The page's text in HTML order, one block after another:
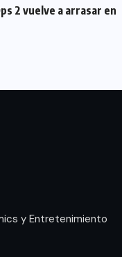
2 vuelve a arrasar en
y Entretenimiento